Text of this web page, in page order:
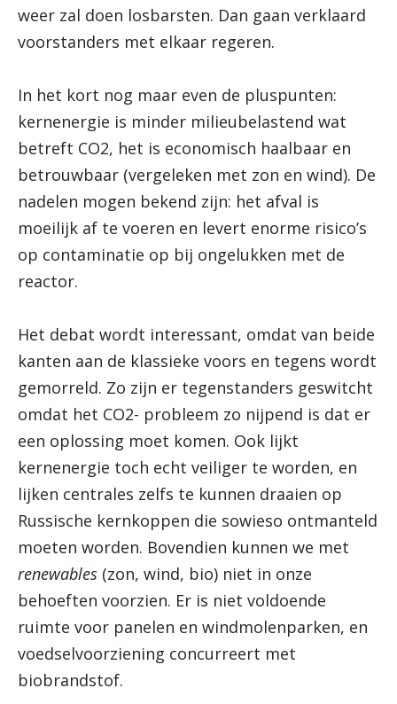
weer zal doen losbarsten. Dan gaan verklaard
voorstanders met elkaar regeren.
In het kort nog maar even de pluspunten:
kernenergie is minder milieubelastend wat
betreft CO2, het is economisch haalbaar en
betrouwbaar (vergeleken met zon en wind). De
nadelen mogen bekend zijn: het afval is
moeilijk af te voeren en levert enorme risico’s
op contaminatie op bij ongelukken met de
reactor.
Het debat wordt interessant, omdat van beide
kanten aan de klassieke voors en tegens wordt
gemorreld. Zo zijn er tegenstanders geswitcht
omdat het CO2- probleem zo nijpend is dat er
een oplossing moet komen. Ook lijkt
kernenergie toch echt veiliger te worden, en
lijken centrales zelfs te kunnen draaien op
Russische kernkoppen die sowieso ontmanteld
moeten worden. Bovendien kunnen we met
renewables (zon, wind, bio) niet in onze
behoeften voorzien. Er is niet voldoende
ruimte voor panelen en windmolenparken, en
voedselvoorziening concurreert met
biobrandstof.